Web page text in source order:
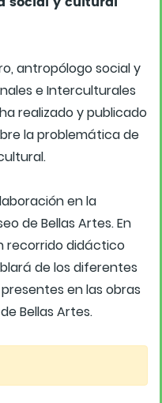
antropólogo social y
e Interculturales
realizado y publicado
la problemática de
en la
de Bellas Artes. En
recorrido didáctico
de los diferentes
en las obras
Bellas Artes.